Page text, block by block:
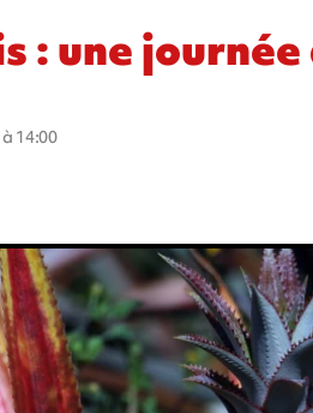
: une
14:00